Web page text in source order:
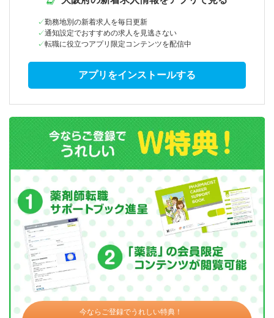
勤務地別の新着求人を毎日更新
通知設定でおすすめの求人を見逃さない
転職に役立つアプリ限定コンテンツを配信中
アプリをインストールする
今ならご登録でうれしい特典！